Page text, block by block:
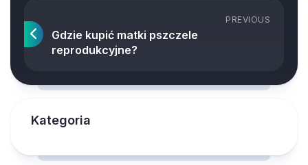
PREVIOUS
Gdzie kupić matki pszczele
reprodukcyjne?
Kategoria